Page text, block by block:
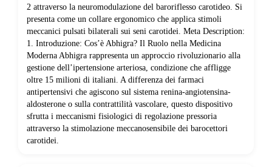
2 attraverso la neuromodulazione del baroriflesso carotideo. Si
presenta come un collare ergonomico che applica stimoli
meccanici pulsati bilaterali sui seni carotidei. Meta Description:
1. Introduzione: Cos’è Abhigra? Il Ruolo nella Medicina
Moderna Abhigra rappresenta un approccio rivoluzionario alla
gestione dell’ipertensione arteriosa, condizione che affligge
oltre 15 milioni di italiani. A differenza dei farmaci
antipertensivi che agiscono sul sistema renina-angiotensina-
aldosterone o sulla contrattilità vascolare, questo dispositivo
sfrutta i meccanismi fisiologici di regolazione pressoria
attraverso la stimolazione meccanosensibile dei barocettori
carotidei.